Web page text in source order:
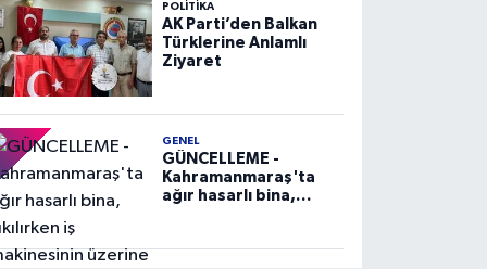
POLITIKA
AK Parti’den Balkan
Türklerine Anlamlı
Ziyaret
GENEL
GÜNCELLEME -
Kahramanmaraş'ta
ağır hasarlı bina,
devrildi